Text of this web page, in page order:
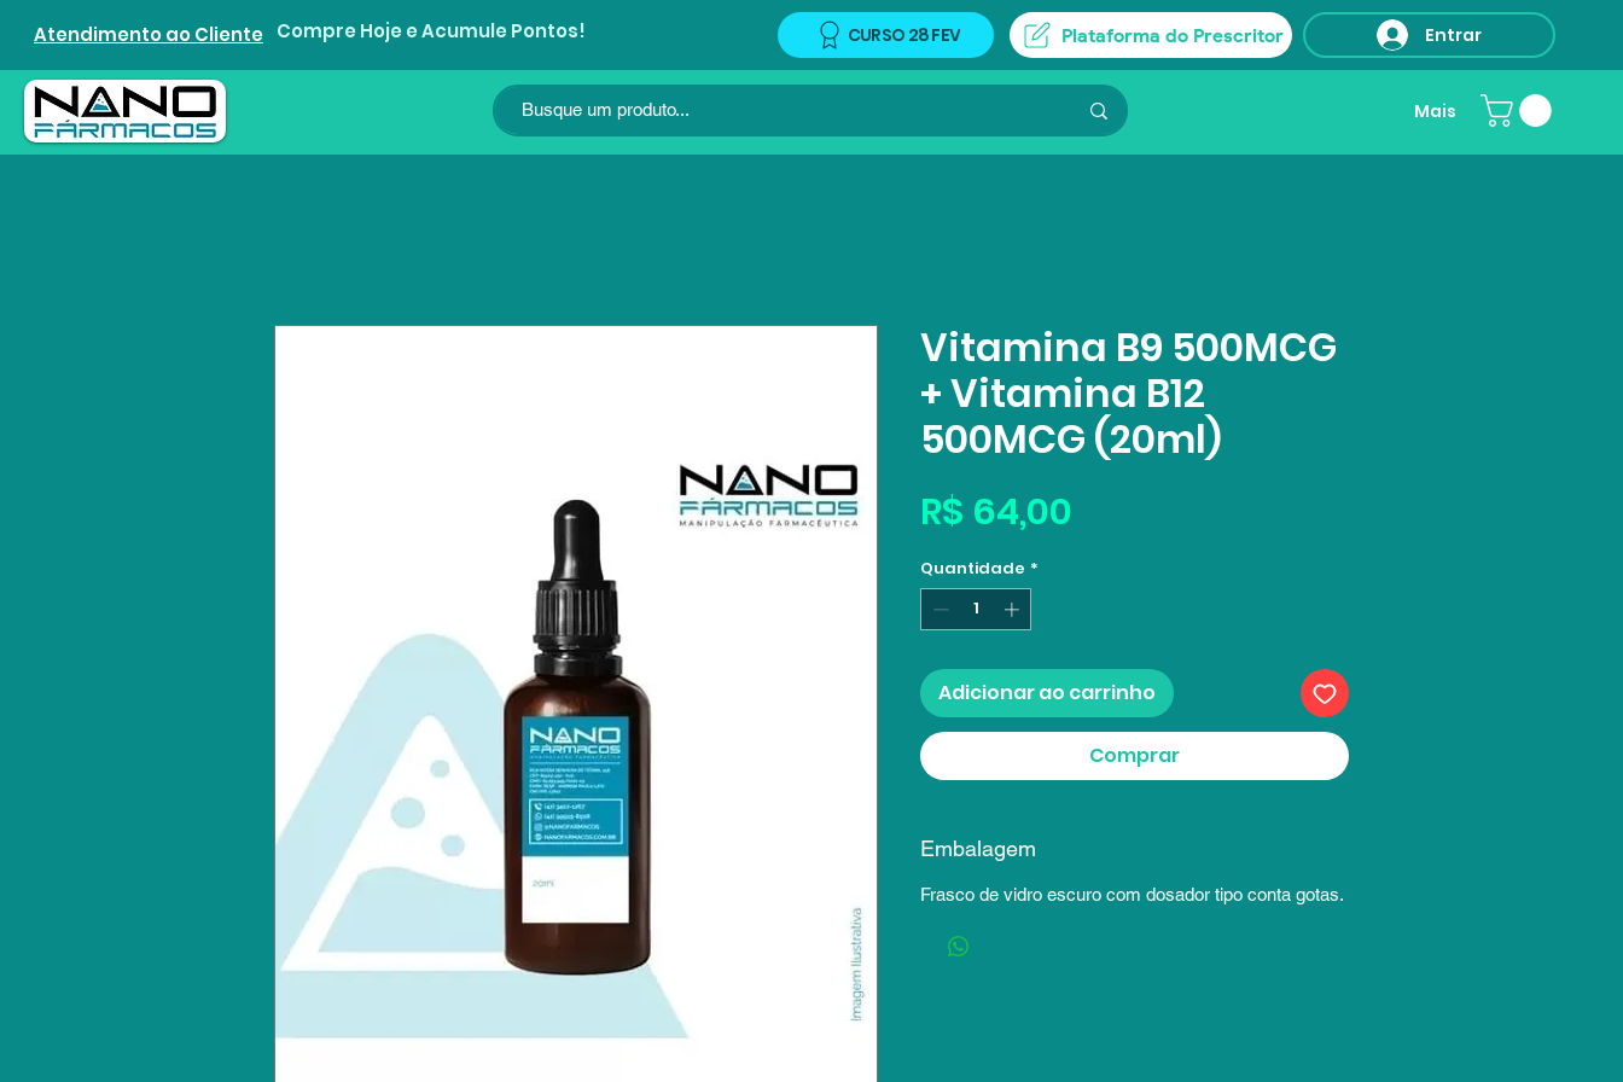
Atendimento ao Cliente Compre Hoje e Acumule Pontos! CURSO 28 FEV Plataforma do Prescritor Entrar
Mais
Vitamina B9 500MCG
+ Vitamina B12
500MCG (20ml)
R$ 64,00
Quantidade *
Adicionar ao carrinho
Comprar
Embalagem
Frasco de vidro escuro com dosador tipo conta gotas.